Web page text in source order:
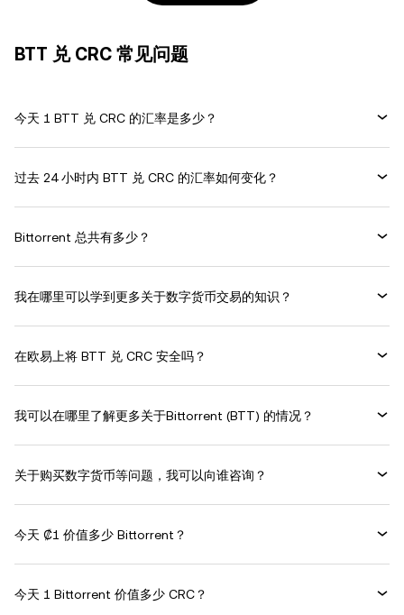
BTT 兑 CRC 常见问题
今天 1 BTT 兑 CRC 的汇率是多少？
过去 24 小时内 BTT 兑 CRC 的汇率如何变化？
Bittorrent 总共有多少？
我在哪里可以学到更多关于数字货币交易的知识？
在欧易上将 BTT 兑 CRC 安全吗？
我可以在哪里了解更多关于Bittorrent (BTT) 的情况？
关于购买数字货币等问题，我可以向谁咨询？
今天 ₡1 价值多少 Bittorrent？
今天 1 Bittorrent 价值多少 CRC？